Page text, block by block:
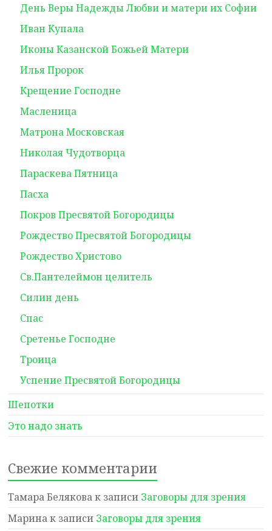
День Веры Надежды Любви и матери их Софии
Иван Купала
Иконы Казанской Божьей Матери
Илья Пророк
Крещение Господне
Масленица
Матрона Московская
Николая Чудотворца
Параскева Пятница
Пасха
Покров Пресвятой Богородицы
Рождество Пресвятой Богородицы
Рождество Христово
Св.Пантелеймон целитель
Силин день
Спас
Сретенье Господне
Троица
Успение Пресвятой Богородицы
Шепотки
Это надо знать
Свежие комментарии
Тамара Беляковак записи Заговоры для зрения
Маринак записи Заговоры для зрения